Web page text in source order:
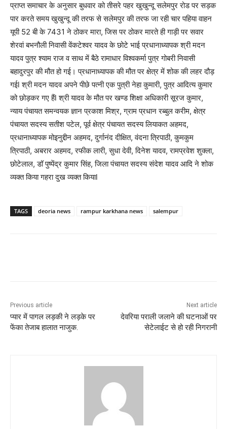
प्राप्त समाचार के अनुसार बुधवार को तीसरे पहर खुखुन्दू सलेमपुर रोड पर सड़क
पार करते समय खुखुन्दू की तरफ से सलेमपुर की तरफ जा रही चार पहिया वाहन
यूपी 52 बी के 7431 ने ठोकर मारा, जिस पर ठोकर मारते ही गाड़ी पर सवार
शेरवां बभनौली निवासी वेंकटेश्वर यादव के छोटे भाई प्रधानाध्यापक श्री मदन
यादव पुत्र श्याम राज व साथ में बैठे रामाधार विश्वकर्मा पुत्र गोबरी निवासी
बहादुरपुर की मौत हो गई। प्रधानाध्यापक की मौत पर क्षेत्र में शोक की लहर दौड़
गईl श्री मदन यादव अपने पीछे पत्नी एक पुत्री नेहा कुमारी, पुत्र आदित्य कुमार
को छोड़कर गए हैंl श्री यादव के मौत पर खण्ड शिक्षा अधिकारी सूरज कुमार,
न्याय पंचायत समन्वयक ज्ञान प्रकाश मिश्र, ग्राम प्रधान रब्बुल करीम, क्षेत्र
पंचायत सदस्य सतीश पटेल, पूर्व क्षेत्र पंचायत सदस्य लियाकत अहमद,
प्रधानाध्यापक मोइनुद्दीन अहमद, दुर्गानंद दीक्षित, वंदना त्रिपाठी, कुमकुम
त्रिपाठी, अबरार अहमद, रफीक लारी, सुधा देवी, दिनेश यादव, रामप्रवेश शुक्ला,
छोटेलाल, डॉ पुष्पेंद्र कुमार सिंह, जिला पंचायत सदस्य संदेश यादव आदि ने शोक
व्यक्त किया गहरा दुख व्यक्त कियाl
TAGS deoria news rampur karkhana news salempur
Previous article
प्यार में पागल लड़की ने लड़के पर
फेंका तेजाब हालात नाजुक.
Next article
देवरिया पराली जलाने की घटनाओं पर
सेटेलाईट से हो रही निगरानी